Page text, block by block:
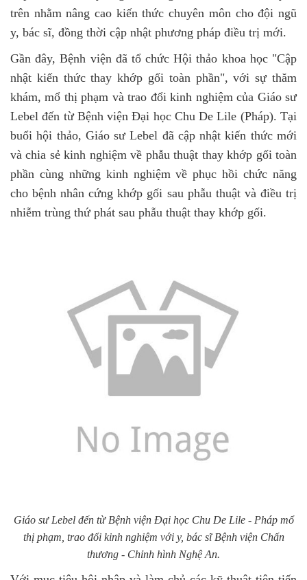
trên nhằm nâng cao kiến thức chuyên môn cho đội ngũ
y, bác sĩ, đồng thời cập nhật phương pháp điều trị mới.
Gần đây, Bệnh viện đã tổ chức Hội thảo khoa học "Cập
nhật kiến thức thay khớp gối toàn phần", với sự thăm
khám, mổ thị phạm và trao đổi kinh nghiệm của Giáo sư
Lebel đến từ Bệnh viện Đại học Chu De Lile (Pháp). Tại
buổi hội thảo, Giáo sư Lebel đã cập nhật kiến thức mới
và chia sẻ kinh nghiệm về phẫu thuật thay khớp gối toàn
phần cùng những kinh nghiệm về phục hồi chức năng
cho bệnh nhân cứng khớp gối sau phẫu thuật và điều trị
nhiễm trùng thứ phát sau phẫu thuật thay khớp gối.
Giáo sư Lebel đến từ Bệnh viện Đại học Chu De Lile - Pháp mổ
thị phạm, trao đổi kinh nghiệm với y, bác sĩ Bệnh viện Chấn
thương - Chỉnh hình Nghệ An.